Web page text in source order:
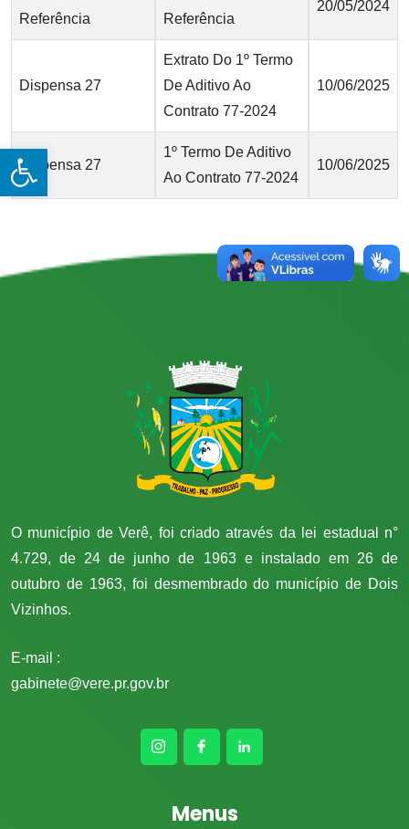
Open toolbar
Referência
Referência
20/05/2024
Dispensa 27
Extrato Do 1º Termo
De Aditivo Ao
Contrato 77-2024
10/06/2025
Dispensa 27
1º Termo De Aditivo
Ao Contrato 77-2024
10/06/2025
O município de Verê, foi criado através da lei estadual n°
4.729, de 24 de junho de 1963 e instalado em 26 de
outubro de 1963, foi desmembrado do município de Dois
Vizinhos.
E-mail :
gabinete@vere.pr.gov.br
Menus